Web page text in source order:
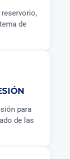
de
para
de las